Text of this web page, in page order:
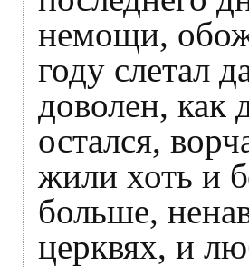
немощи,
году слетал
доволен, как
остался,
жили хоть и
больше,
церквях, и